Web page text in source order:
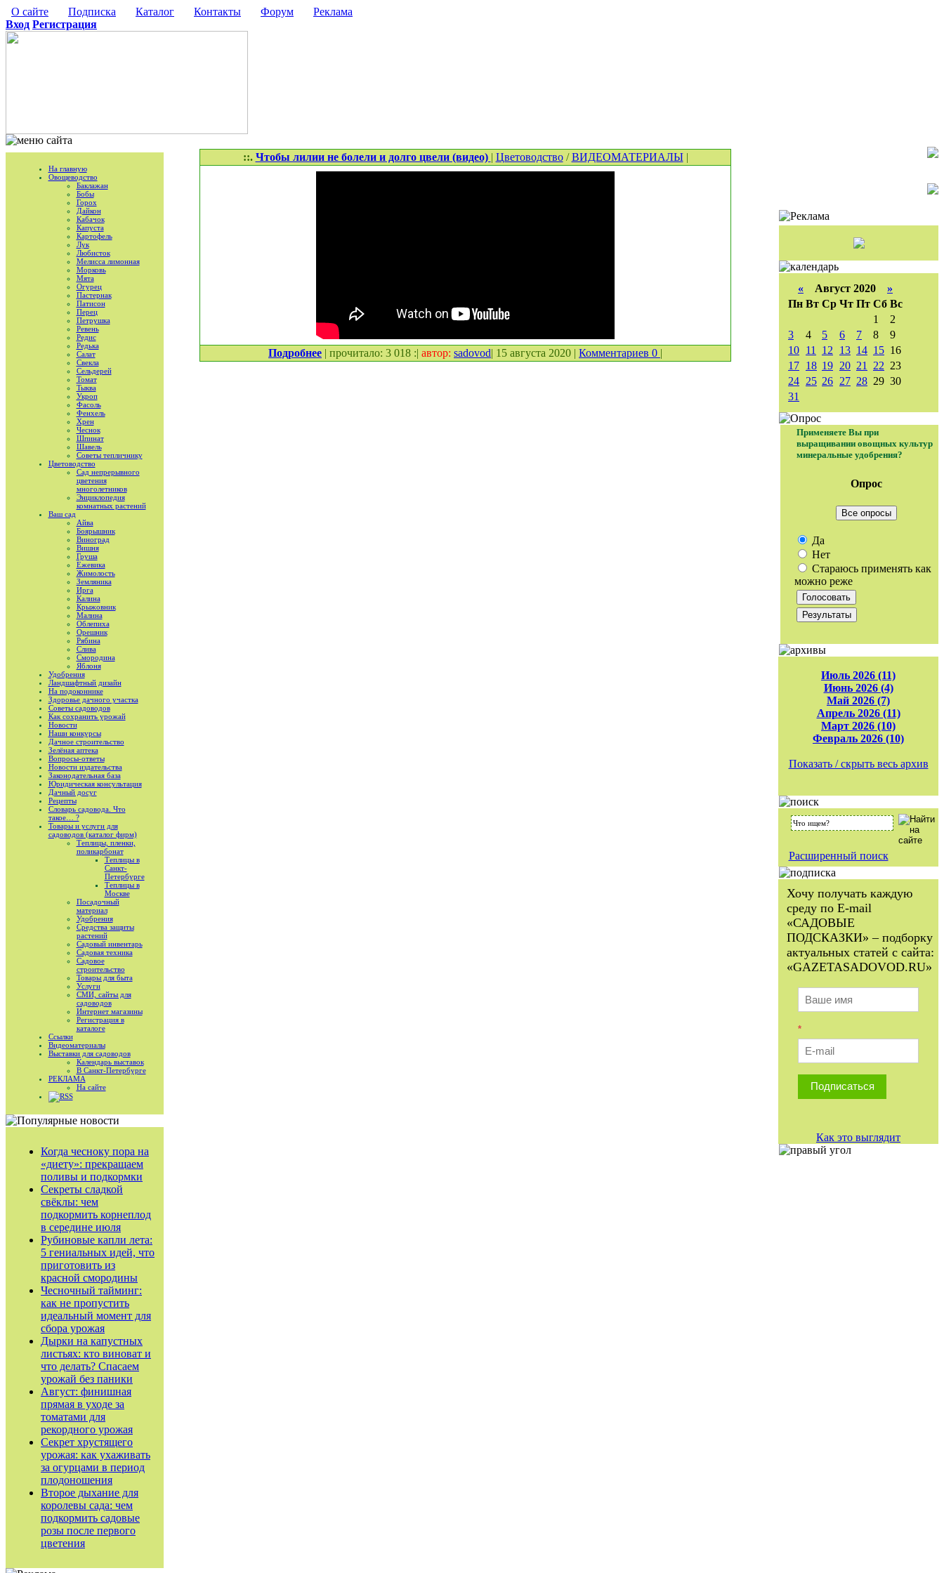
О сайте Подписка Каталог Контакты Форум
Реклама
Вход Регистрация
На главную
Овощеводство
Баклажан
Бобы
Горох
Дайкон
Кабачок
Капуста
Картофель
Лук
Любисток
Мелисса лимонная
Морковь
Мята
Огурец
Пастернак
Патисон
Перец
Петрушка
Ревень
Редис
Редька
Салат
Свекла
Сельдерей
Томат
Тыква
Укроп
Фасоль
Фенхель
Хрен
Чеснок
Шпинат
Шавель
Советы тепличнику
Цветоводство
Сад непрерывного
цветения
многолетников
Энциклопедия
комнатных растений
Ваш сад
Айва
Боярышник
Виноград
Вишня
Груша
Ежевика
Жимолость
Земляника
Ирга
Калина
Крыжовник
Малина
Облепиха
Орешник
Рябина
Слива
Смородина
Яблоня
Удобрения
Ландшафтный дизайн
На подоконнике
Здоровье дачного участка
Советы садоводов
Как сохранить урожай
Новости
Наши конкурсы
Дачное строительство
Зелёная аптека
Вопросы-ответы
Новости издательства
Законодательная база
Юридическая консультация
Дачный досуг
Рецепты
Словарь садовода. Что
такое… ?
Товары и услуги для
садоводов (каталог фирм)
Теплицы, пленки,
поликарбонат
Теплицы в
Санкт-
Петербурге
Теплицы в
Москве
Посадочный
материал
Удобрения
Средства защиты
растений
Садовый инвентарь
Садовая техника
Садовое
строительство
Товары для быта
Услуги
СМИ, сайты для
садоводов
Интернет магазины
Регистрация в
каталоге
Ссылки
Видеоматериалы
Выставки для садоводов
Календарь выставок
В Санкт-Петербурге
РЕКЛАМА
На сайте
RSS
Когда чесноку пора на
«диету»: прекращаем
поливы и подкормки
Секреты сладкой
свёклы: чем
подкормить корнеплод
в середине июля
Рубиновые капли лета:
5 гениальных идей, что
приготовить из
красной смородины
Чесночный тайминг:
как не пропустить
идеальный момент для
сбора урожая
Дырки на капустных
листьях: кто виноват и
что делать? Спасаем
урожай без паники
Август: финишная
прямая в уходе за
томатами для
рекордного урожая
Секрет хрустящего
урожая: как ухаживать
за огурцами в период
плодоношения
Второе дыхание для
королевы сада: чем
подкормить садовые
розы после первого
цветения
::. Чтобы лилии не болели и долго цвели (видео) | Цветоводство/ВИДЕОМАТЕРИАЛЫ|
Подробнее | прочитало: 3 018 :| автор: sadovod| 15 августа 2020 | Комментариев 0 |
« Август 2020 »
Пн Вт Ср Чт Пт Сб Вс
1
2
3
4 5 6 7 8
9
10 11 12 13 14 15 16
17 18 19 20 21 22 23
24 25 26 27 28 29 30
31
Применяете Вы при
выращивании овощных культур
минеральные удобрения?
Опрос
Все опросы
Да
Нет
Стараюсь применять как
можно реже
Июль 2026 (11)
Июнь 2026 (4)
Май 2026 (7)
Апрель 2026 (11)
Март 2026 (10)
Февраль 2026 (10)
Показать / скрыть весь архив
Расширенный поиск
Хочу получать каждую
среду по E-mail
«САДОВЫЕ
ПОДСКАЗКИ» – подборку
актуальных статей с сайта:
«GAZETASADOVOD.RU»
*
Подписаться
Как это выглядит